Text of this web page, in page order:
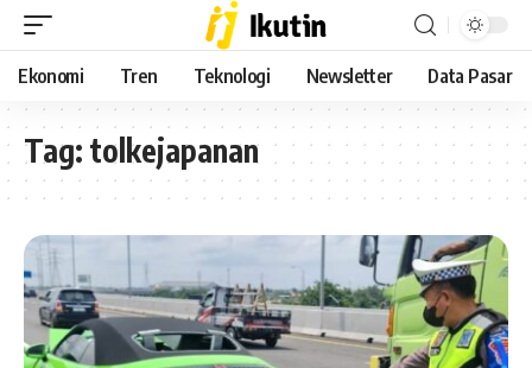
Ekonomi Tren Teknologi Newsletter Data Pasar
Tag: tolkejapanan